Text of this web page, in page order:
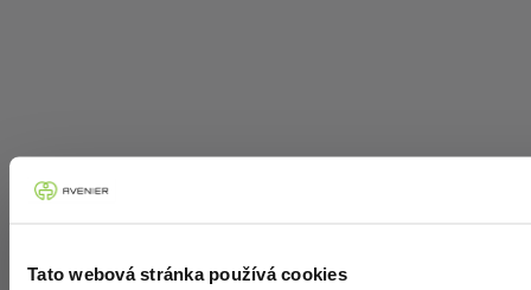
Tato webová stránka používá cookies